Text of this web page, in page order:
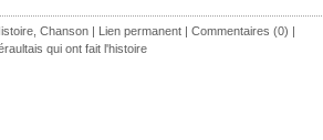
Chanson | Lien permanent | Commentaires (0) |
qui ont fait l'histoire